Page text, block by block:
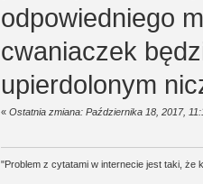
odpowiedniego
cwaniaczek
upierdolonym
« Ostatnia zmiana: Października 18, 2017,
"Problem z cytatami w internecie jest taki, że